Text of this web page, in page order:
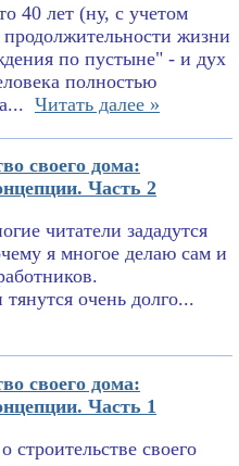
40 лет (ну, с учетом
жизни
по пустыне" - и дух
полностью
Читать далее »
своего дома:
Часть 2
читатели зададутся
я многое делаю сам и
очень долго...
своего дома:
Часть 1
строительстве своего